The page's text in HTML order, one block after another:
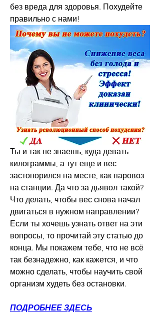
без вреда для здоровья. Похудейте
правильно с нами!
Ты и так не знаешь, куда девать
килограммы, а тут еще и вес
застопорился на месте, как паровоз
на станции. Да что за дьявол такой?
Что делать, чтобы вес снова начал
двигаться в нужном направлении?
Если ты хочешь узнать ответ на эти
вопросы, то прочитай эту статью до
конца. Мы покажем тебе, что не всё
так безнадежно, как кажется, и что
можно сделать, чтобы научить свой
организм худеть без остановки.
ПОДРОБНЕЕ ЗДЕСЬ